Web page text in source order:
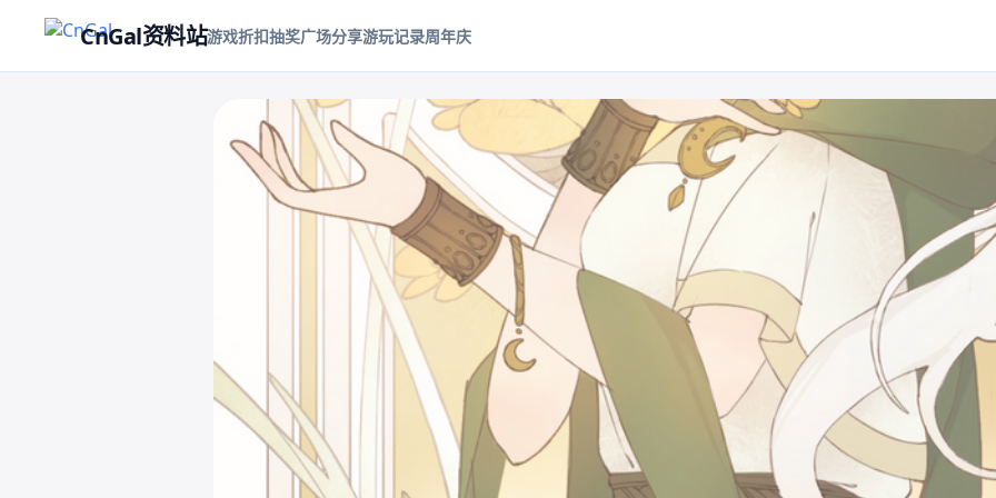
CnGal资料站游戏折扣抽奖广场分享游玩记录周年庆